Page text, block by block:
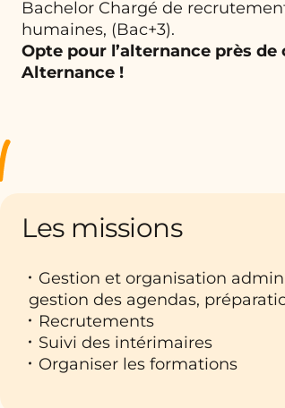
Bachelor Chargé de
humaines, (Bac+3).
Opte pour l’alternance près de
Alternance !
Les missions
Gestion et organisation
gestion des agendas,
Recrutements
Suivi des intérimaires
Organiser les formations